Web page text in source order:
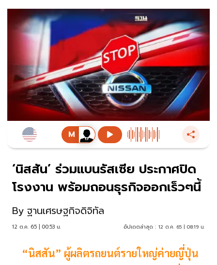
‘นิสสัน’ ร่วมแบนรัสเซีย ประกาศปิด
โรงงาน พร้อมถอนธุรกิจออกเร็วๆนี้
By ฐานเศรษฐกิจดิจิทัล
12 ต.ค. 65 | 00:53 น. อัปเดตล่าสุด : 12 ต.ค. 65 | 08:19 น.
“นิสสัน” ผู้ผลิตรถยนต์รายใหญ่ค่ายญี่ปุ่น